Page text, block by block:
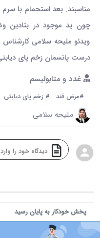
مناسبند. بعد استحمام با
چون ید موجود در بتادین
ویدئو ملیحه سلامی کارشناس
درست پانسمان زخم ‌پای
غدد و متابولیسم
#مرض قند # زخم پای دیابتی
ملیحه سلامی
پخش خودکار به پایان رسید